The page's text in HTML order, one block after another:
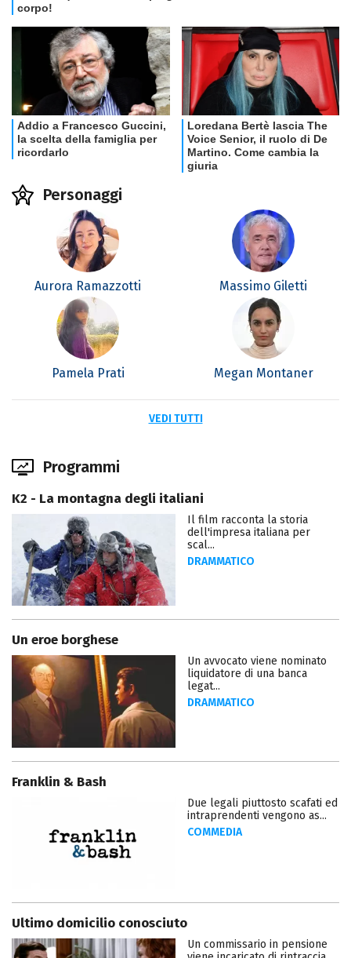
Personaggi
Aurora Ramazzotti Massimo Giletti
Pamela Prati Megan Montaner
VEDI TUTTI
Programmi
K2 - La montagna degli italiani
Il film racconta la storia
dell'impresa italiana per
scal...
DRAMMATICO
Un eroe borghese
Un avvocato viene nominato
liquidatore di una banca
legat...
DRAMMATICO
Franklin & Bash
Due legali piuttosto scafati ed
intraprendenti vengono as...
COMMEDIA
Ultimo domicilio conosciuto
Un commissario in pensione